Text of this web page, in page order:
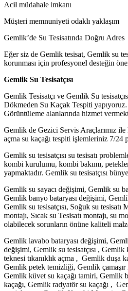
Acil müdahale imkanı
Müşteri memnuniyeti odaklı yaklaşım
Gemlik’de Su Tesisatında Doğru Adres
Eğer siz de Gemlik tesisat, Gemlik su
korunması için profesyonel desteğin
Gemlik Su Tesisatçısı
Gemlik Tesisatçı ve Gemlik Su
Dökmeden Su Kaçak Tespiti yapıyoruz.
Görüntüleme alanlarında hizmet
Gemlik de Gezici Servis Araçlarımız ile
açma su kaçağı tespiti işlemleriniz 7/24
Gemlik su tesisatçısı su tesisatı
kombi kurulumu, kombi bakımı,
yapmaktadır. Gemlik su tesisatçısı
Gemlik su sayacı değişimi, Gemlik su
Gemlik banyo bataryası değişimi,
Gemlik su tesisatçısı, Soğuk su
montajı, Sıcak su Tesisatı montajı, su
olabilecek sorunların önüne kaliteli
Gemlik lavabo bataryası değişimi,
değişimi, Gemlik su tesisatçısı ,
teknesi tıkanıklık açma , Gemlik duşa
Gemlik petek temizliği, Gemlik çamaşır
Gemlik küvet su kaçağı tamiri, Gemlik
kaçağı, Gemlik radyatör su kaçağı ,